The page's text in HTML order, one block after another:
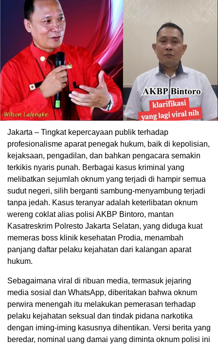
Jakarta – Tingkat kepercayaan publik terhadap
profesionalisme aparat penegak hukum, baik di kepolisian,
kejaksaan, pengadilan, dan bahkan pengacara semakin
terkikis nyaris punah. Berbagai kasus kriminal yang
melibatkan sejumlah oknum yang terjadi di hampir semua
sudut negeri, silih berganti sambung-menyambung terjadi
tanpa jedah. Kasus teranyar adalah keterlibatan oknum
wereng coklat alias polisi AKBP Bintoro, mantan
Kasatreskrim Polresto Jakarta Selatan, yang diduga kuat
memeras boss klinik kesehatan Prodia, menambah
panjang daftar pelaku kejahatan dari kalangan aparat
hukum.
Sebagaimana viral di ribuan media, termasuk jejaring
media sosial dan WhatsApp, diberitakan bahwa oknum
perwira menengah itu melakukan pemerasan terhadap
pelaku kejahatan seksual dan tindak pidana narkotika
dengan iming-iming kasusnya dihentikan. Versi berita yang
beredar, nominal uang damai yang diminta oknum polisi ini